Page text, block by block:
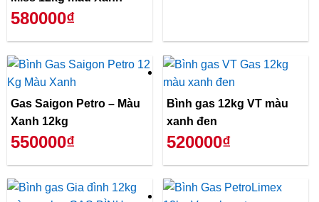
580000₫
Gas Saigon Petro – Màu
Xanh 12kg
550000₫
Bình gas 12kg VT màu
xanh đen
520000₫